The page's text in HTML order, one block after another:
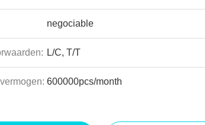
negociable
L/C, T/T
600000pcs/month